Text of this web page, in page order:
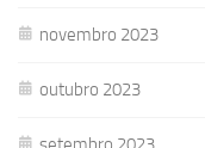
novembro 2023
outubro 2023